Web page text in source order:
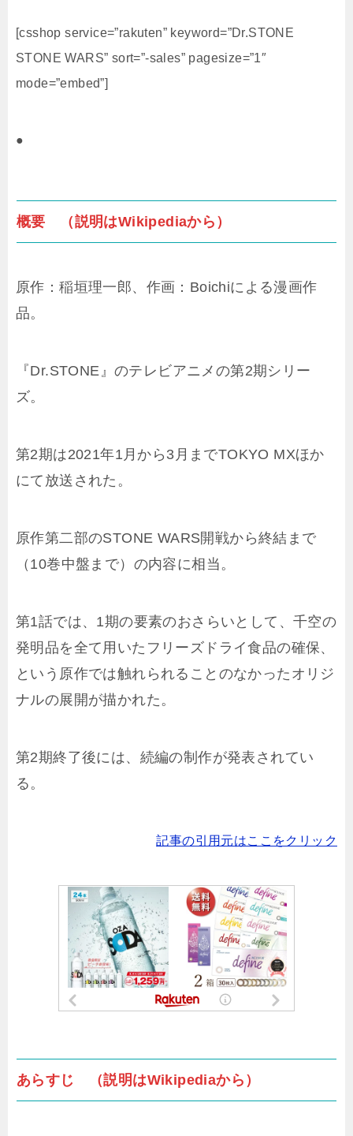
[csshop service=”rakuten” keyword=”Dr.STONE
STONE WARS” sort=”-sales” pagesize=”1″
mode=”embed”]
●
概要 （説明はWikipediaから）
原作：稲垣理一郎、作画：Boichiによる漫画作
品。
『Dr.STONE』のテレビアニメの第2期シリー
ズ。
第2期は2021年1月から3月までTOKYO MXほか
にて放送された。
原作第二部のSTONE WARS開戦から終結まで
（10巻中盤まで）の内容に相当。
第1話では、1期の要素のおさらいとして、千空の
発明品を全て用いたフリーズドライ食品の確保、
という原作では触れられることのなかったオリジ
ナルの展開が描かれた。
第2期終了後には、続編の制作が発表されてい
る。
記事の引用元はここをクリック
あらすじ （説明はWikipediaから）